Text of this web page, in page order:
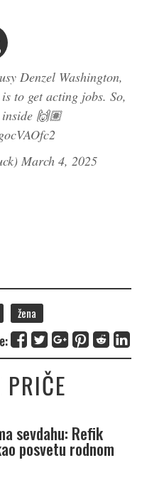
Denzel Washington,
to get acting jobs. So,
🙌🏽
March 4, 2025
žena
PRIČE
sevdahu: Refik
posvetu rodnom